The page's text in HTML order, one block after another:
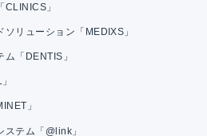
CLINICS」
リューション「MEDIXS」
「DENTIS」
」
テム「@link」